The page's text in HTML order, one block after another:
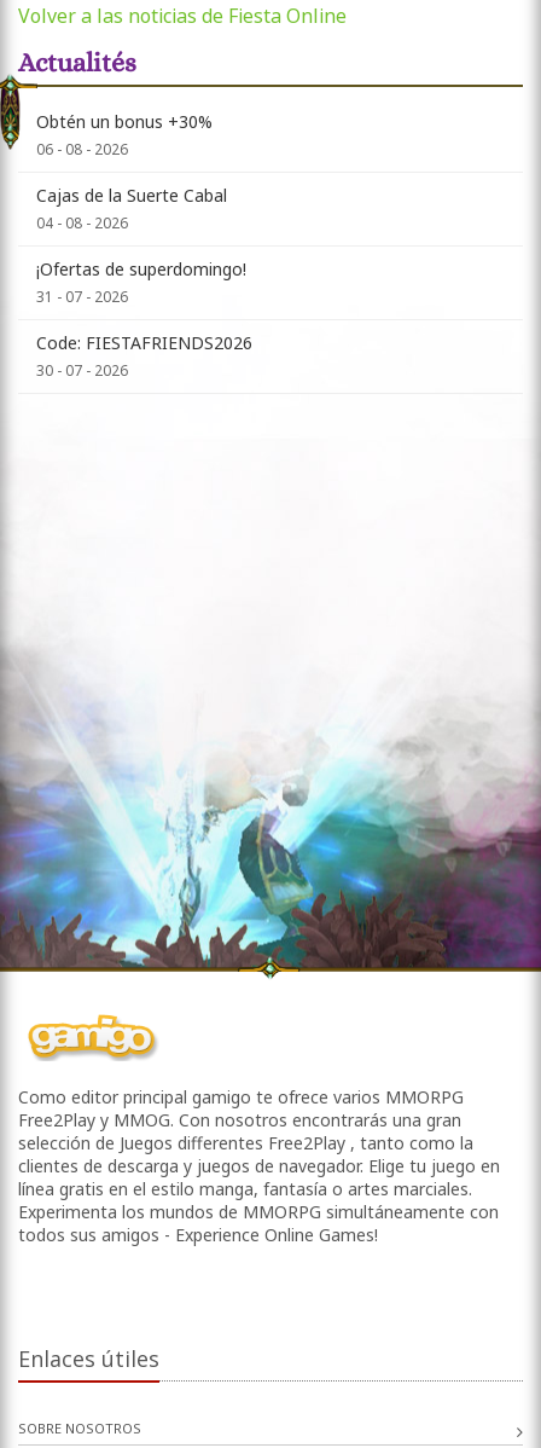
Volver a las noticias de Fiesta Online
Actualités
Obtén un bonus +30%
06 - 08 - 2026
Cajas de la Suerte Cabal
04 - 08 - 2026
¡Ofertas de superdomingo!
31 - 07 - 2026
Code: FIESTAFRIENDS2026
30 - 07 - 2026
Como editor principal gamigo te ofrece varios MMORPG
Free2Play y MMOG. Con nosotros encontrarás una gran
selección de Juegos differentes Free2Play , tanto como la
clientes de descarga y juegos de navegador. Elige tu juego en
línea gratis en el estilo manga, fantasía o artes marciales.
Experimenta los mundos de MMORPG simultáneamente con
todos sus amigos - Experience Online Games!
Enlaces útiles
SOBRE NOSOTROS